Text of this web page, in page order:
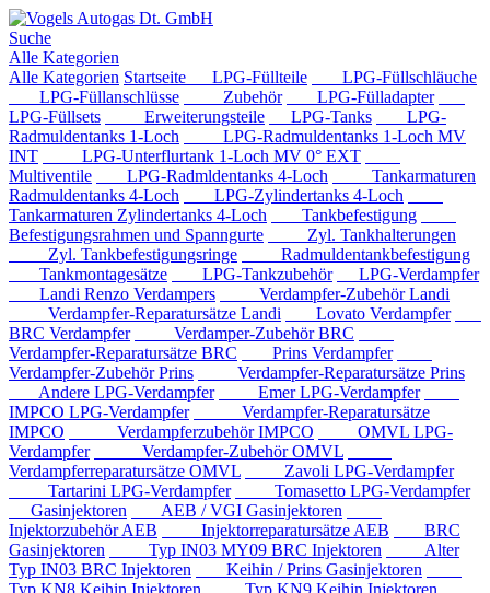
Suche
Alle Kategorien
Alle Kategorien Startseite LPG-Füllteile
LPG-Füllschläuche
LPG-Füllanschlüsse
Zubehör
LPG-Fülladapter
LPG-Füllsets
Erweiterungsteile LPG-Tanks
LPG-
Radmuldentanks 1-Loch
LPG-Radmuldentanks 1-Loch MV
INT
LPG-Unterflurtank 1-Loch MV 0° EXT
Multiventile
LPG-Radmldentanks 4-Loch
Tankarmaturen
Radmuldentanks 4-Loch
LPG-Zylindertanks 4-Loch
Tankarmaturen Zylindertanks 4-Loch
Tankbefestigung
Befestigungsrahmen und Spanngurte
Zyl. Tankhalterungen
Zyl. Tankbefestigungsringe
Radmuldentankbefestigung
Tankmontagesätze
LPG-Tankzubehör
LPG-Verdampfer
Landi Renzo Verdampers
Verdampfer-Zubehör Landi
Verdampfer-Reparatursätze Landi
Lovato Verdampfer
BRC Verdampfer
Verdamper-Zubehör BRC
Verdampfer-Reparatursätze BRC
Prins Verdampfer
Verdampfer-Zubehör Prins
Verdampfer-Reparatursätze Prins
Andere LPG-Verdampfer
Emer LPG-Verdampfer
IMPCO LPG-Verdampfer
Verdampfer-Reparatursätze
IMPCO
Verdampferzubehör IMPCO
OMVL LPG-
Verdampfer
Verdampfer-Zubehör OMVL
Verdampferreparatursätze OMVL
Zavoli LPG-Verdampfer
Tartarini LPG-Verdampfer
Tomasetto LPG-Verdampfer
Gasinjektoren
AEB / VGI Gasinjektoren
Injektorzubehör AEB
Injektorreparatursätze AEB
BRC
Gasinjektoren
Typ IN03 MY09 BRC Injektoren
Alter
Typ IN03 BRC Injektoren
Keihin / Prins Gasinjektoren
Typ KN8 Keihin Injektoren
Typ KN9 Keihin Injektoren